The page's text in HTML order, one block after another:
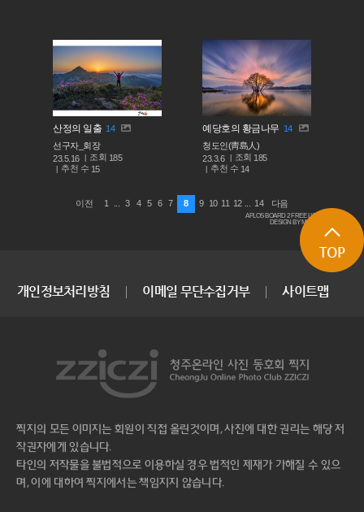
산정의 일출 14
선구자_회장
23.5.16
조회 185
추천 수 15
예당호의 황금나무 14
청도인(靑島人)
23.3.6
조회 185
추천 수 14
이전 1 3 4 5 6 7 8 9 10 11 12 14 다음
APLOS BOARD 2 FREE LICENSE
DESIGN BY MACARON
TOP
개인정보처리방침 이메일 무단수집거부 사이트맵
찍지의 모든 이미지는 회원이 직접 올린것이며, 사진에 대한 권리는 해당 저
작권자에게 있습니다.
타인의 저작물을 불법적으로 이용하실 경우 법적인 제재가 가해질 수 있으
며, 이에 대하여 찍지에서는 책임지지 않습니다.